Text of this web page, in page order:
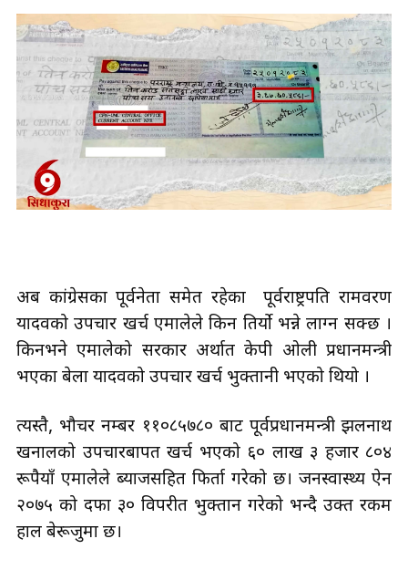
अब कांग्रेसका पूर्वनेता समेत रहेका पूर्वराष्ट्रपति रामवरण
यादवको उपचार खर्च एमालेले किन तिर्यो भन्ने लाग्न सक्छ ।
किनभने एमालेको सरकार अर्थात केपी ओली प्रधानमन्त्री
भएका बेला यादवको उपचार खर्च भुक्तानी भएको थियो ।
त्यस्तै, भौचर नम्बर ११०८५७८० बाट पूर्वप्रधानमन्त्री झलनाथ
खनालको उपचारबापत खर्च भएको ६० लाख ३ हजार ८०४
रूपैयाँ एमालेले ब्याजसहित फिर्ता गरेको छ। जनस्वास्थ्य ऐन
२०७५ को दफा ३० विपरीत भुक्तान गरेको भन्दै उक्त रकम
हाल बेरूजुमा छ।